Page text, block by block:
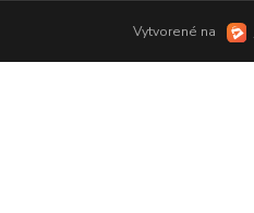
Vytvorené na